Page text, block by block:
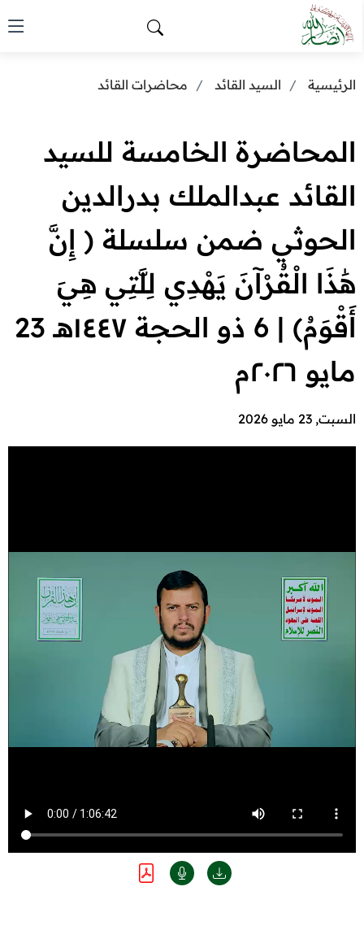
الرئيسية السيد القائد محاضرات القائد
المحاضرة الخامسة للسيد
القائد عبدالملك بدرالدين
الحوثي ضمن سلسلة ( إِنَّ
هَٰذَا الْقُرْآنَ يَهْدِي لِلَّتِي هِيَ
أَقْوَمُ) | 6 ذو الحجة ١٤٤٧هـ 23
مايو ٢٠٢٦م
السبت, 23 مايو 2026